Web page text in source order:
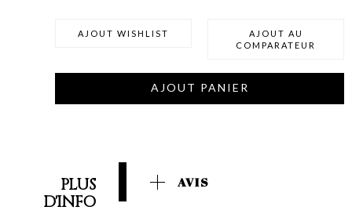
AJOUT WISHLIST
AJOUT AU
COMPARATEUR
AJOUT PANIER
PLUS
D'INFO
AVIS